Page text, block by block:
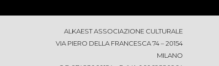
ALKAEST ASSOCIAZIONE CULTURALE
VIA PIERO DELLA FRANCESCA 74 – 20154
MILANO